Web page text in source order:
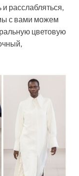
и расслабляться,
с вами можем
цветовую